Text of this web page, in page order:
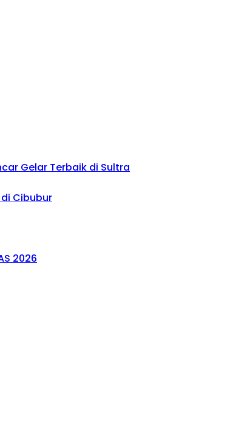
Gelar Terbaik di Sultra
Cibubur
2026